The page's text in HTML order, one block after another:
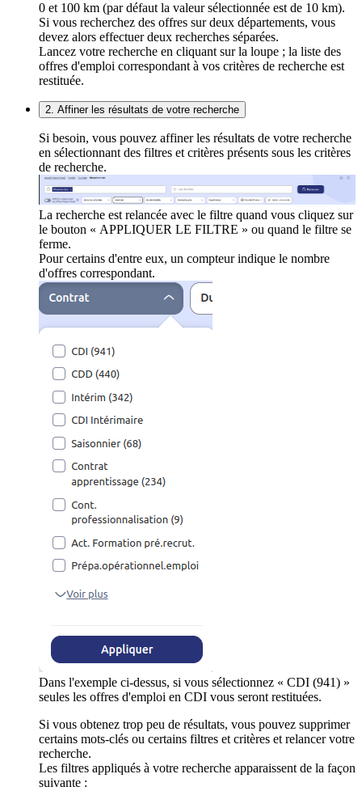
0 et 100 km (par défaut la valeur sélectionnée est de 10 km).
Si vous recherchez des offres sur deux départements, vous
devez alors effectuer deux recherches séparées.
Lancez votre recherche en cliquant sur la loupe ; la liste des
offres d'emploi correspondant à vos critères de recherche est
restituée.
2. Affiner les résultats de votre recherche
Si besoin, vous pouvez affiner les résultats de votre recherche
en sélectionnant des filtres et critères présents sous les critères
de recherche.
La recherche est relancée avec le filtre quand vous cliquez sur
le bouton « APPLIQUER LE FILTRE » ou quand le filtre se
ferme.
Pour certains d'entre eux, un compteur indique le nombre
d'offres correspondant.
Dans l'exemple ci-dessus, si vous sélectionnez « CDI (941) »
seules les offres d'emploi en CDI vous seront restituées.
Si vous obtenez trop peu de résultats, vous pouvez supprimer
certains mots-clés ou certains filtres et critères et relancer votre
recherche.
Les filtres appliqués à votre recherche apparaissent de la façon
suivante :